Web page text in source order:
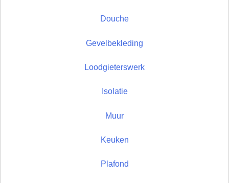
Douche
Gevelbekleding
Loodgieterswerk
Isolatie
Muur
Keuken
Plafond